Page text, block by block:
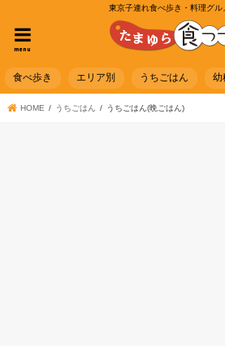
東京子連れ食べ歩き・料理グル
menu
食べ歩き エリア別 うちごはん 幼
HOME うちごはん うちごはん(晩ごはん)